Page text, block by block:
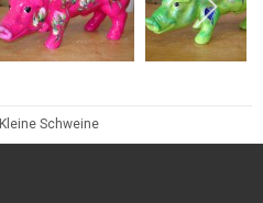
Kleine Schweine